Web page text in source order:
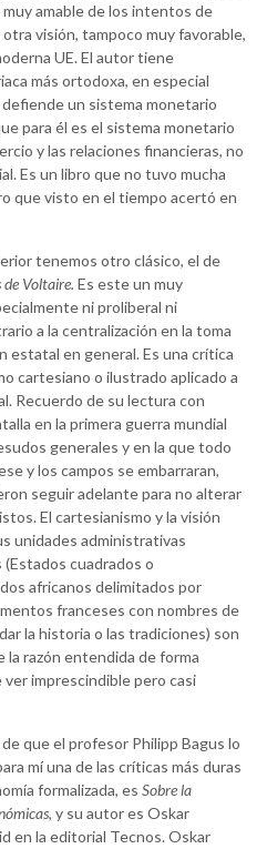
amable de los intentos de
visión, tampoco muy favorable,
UE. El autor tiene
más ortodoxa, en especial
un sistema monetario
para él es el sistema monetario
y las relaciones financieras, no
Es un libro que no tuvo mucha
que visto en el tiempo acertó en
tenemos otro clásico, el de
de Voltaire. Es este un muy
ni proliberal ni
a la centralización en la toma
estatal en general. Es una crítica
cartesiano o ilustrado aplicado a
Recuerdo de su lectura con
en la primera guerra mundial
generales y en la que todo
y los campos se embarraran,
seguir adelante para no alterar
El cartesianismo y la visión
unidades administrativas
cuadrados o
africanos delimitados por
franceses con nombres de
la historia o las tradiciones) son
la razón entendida de forma
imprescindible pero casi
que el profesor Philipp Bagus lo
mí una de las críticas más duras
formalizada, es Sobre la
, y su autor es Oskar
en la editorial Tecnos. Oskar